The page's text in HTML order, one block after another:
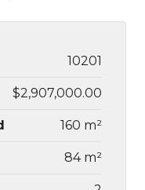
10201
$2,907,000.00
160 m²
84 m²